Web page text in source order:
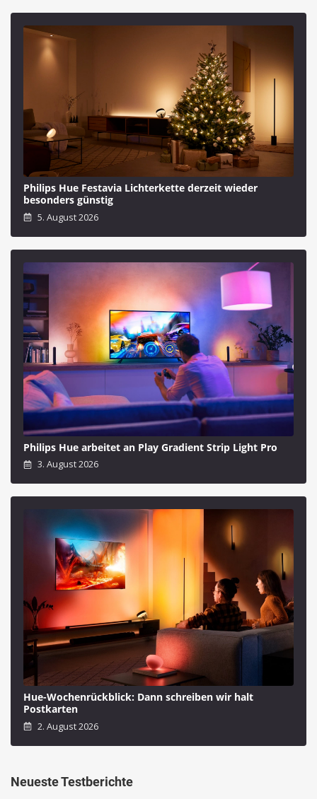
Philips Hue Festavia Lichterkette derzeit wieder
besonders günstig
5. August 2026
Philips Hue arbeitet an Play Gradient Strip Light Pro
3. August 2026
Hue-Wochenrückblick: Dann schreiben wir halt
Postkarten
2. August 2026
Neueste Testberichte